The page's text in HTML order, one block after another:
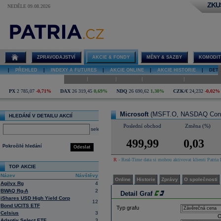
NEDĚLE 09.08.2026
Microsoft graf
ZPRAVODAJSTVÍ AKCIE & FONDY MĚNY & SAZBY
PŘEHLED INDEXY A FUTURES AKCIE ONLINE AKCIE HISTORIE
PX 2 785,07 -0,71% DAX 26 319,45 0,69% NDQ 26 690,62 1,30% CZK/€ 24,232 -0,02%
HLEDÁNÍ V DETAILU AKCIÍ
select
Odeslat
Pokročilé hledání
TOP AKCIE
Název
Návštěvy
Agilyx Rg
4
BWAQ Rg-A
2
iShares USD High Yield Corp
Bond UCITS ETF
12
Celsius
3
Microsoft (MSFT.O, NASDAQ
Poslední obchod Změna (%)
499,99 0,03
R - Real-Time data si mohou aktivovat klienti
Online Historie Zprávy O společnosti
Detail Graf
Typ grafu